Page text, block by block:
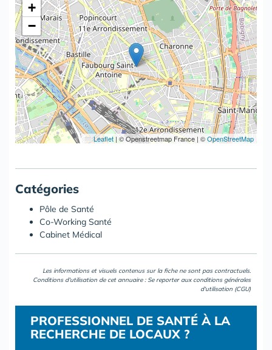
+
−
Leaflet | © Openstreetmap France | ©OpenStreetMap
Catégories
Pôle de Santé
Co-Working Santé
Cabinet Médical
Les informations et visuels contenus sur la fiche ne sont pas contractuels.
Conditions d'utilisation de cet annuaire : Se reporter aux conditions générales
d'utilisation (CGU)
PROFESSIONNEL DE SANTÉ À LA
RECHERCHE DE LOCAUX ?